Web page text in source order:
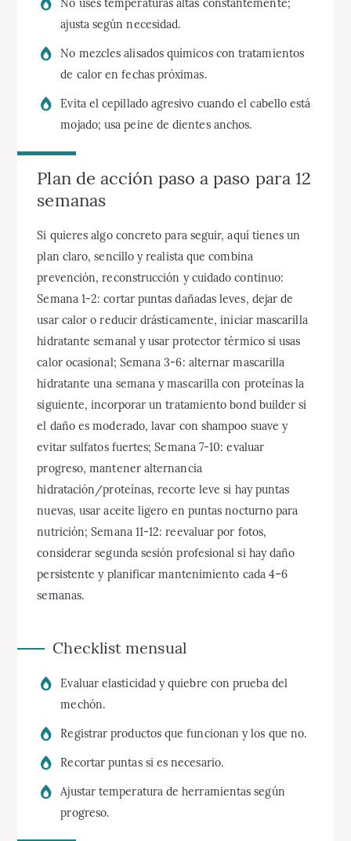
No uses temperaturas altas constantemente;
ajusta según necesidad.
No mezcles alisados químicos con tratamientos
de calor en fechas próximas.
Evita el cepillado agresivo cuando el cabello está
mojado; usa peine de dientes anchos.
Plan de acción paso a paso para 12
semanas
Si quieres algo concreto para seguir, aquí tienes un
plan claro, sencillo y realista que combina
prevención, reconstrucción y cuidado continuo:
Semana 1-2: cortar puntas dañadas leves, dejar de
usar calor o reducir drásticamente, iniciar mascarilla
hidratante semanal y usar protector térmico si usas
calor ocasional; Semana 3-6: alternar mascarilla
hidratante una semana y mascarilla con proteínas la
siguiente, incorporar un tratamiento bond builder si
el daño es moderado, lavar con shampoo suave y
evitar sulfatos fuertes; Semana 7-10: evaluar
progreso, mantener alternancia
hidratación/proteínas, recorte leve si hay puntas
nuevas, usar aceite ligero en puntas nocturno para
nutrición; Semana 11-12: reevaluar por fotos,
considerar segunda sesión profesional si hay daño
persistente y planificar mantenimiento cada 4–6
semanas.
Checklist mensual
Evaluar elasticidad y quiebre con prueba del
mechón.
Registrar productos que funcionan y los que no.
Recortar puntas si es necesario.
Ajustar temperatura de herramientas según
progreso.